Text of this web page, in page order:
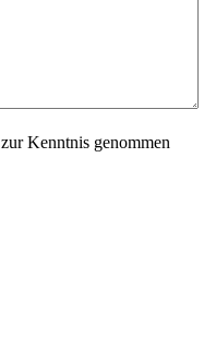
zur Kenntnis genommen